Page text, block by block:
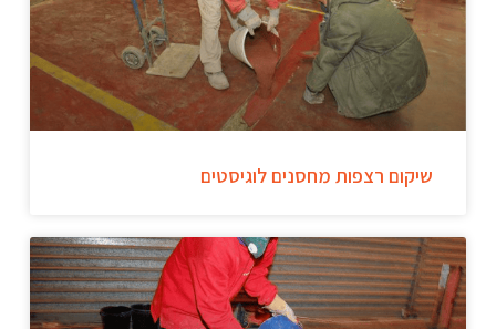
שיקום רצפות מחסנים לוגיסטים